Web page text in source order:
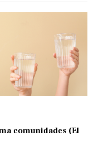
comunidades (El